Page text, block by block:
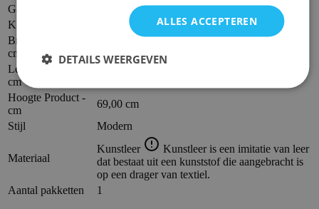
Garantie
2 jaar fabrieksgarantie
Kleur
Breedte Product -
cm
Lengte Product -
cm
Hoogte Product -
cm
69,00 cm
Stijl
Modern
Materiaal
Kunstleer
Kunstleer is een imitatie van leer
dat bestaat uit een kunststof die aangebracht is
op een drager van textiel.
Aantal pakketten
1
ALLES ACCEPTEREN
DETAILS WEERGEVEN